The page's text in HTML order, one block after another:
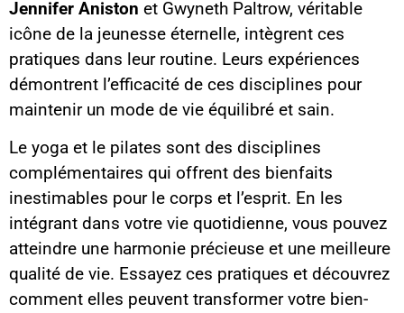
Jennifer Aniston et Gwyneth Paltrow, véritable
icône de la jeunesse éternelle, intègrent ces
pratiques dans leur routine. Leurs expériences
démontrent l’efficacité de ces disciplines pour
maintenir un mode de vie équilibré et sain.
Le yoga et le pilates sont des disciplines
complémentaires qui offrent des bienfaits
inestimables pour le corps et l’esprit. En les
intégrant dans votre vie quotidienne, vous pouvez
atteindre une harmonie précieuse et une meilleure
qualité de vie. Essayez ces pratiques et découvrez
comment elles peuvent transformer votre bien-